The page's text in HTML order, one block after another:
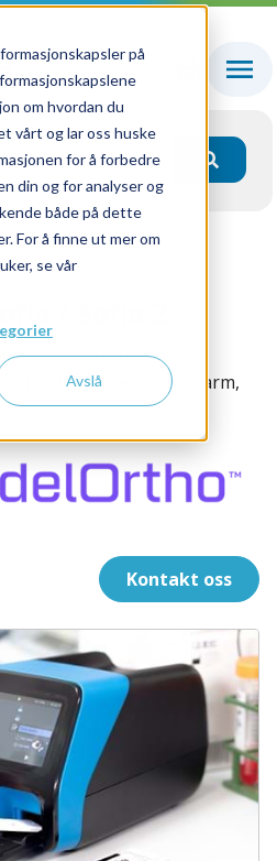
på
om hvordan du
vårt og lar oss huske
for å forbedre
din og for analyser og
både på dette
For å finne ut mer om
se vår
Avslå
Sofia / Sofia 2
til bruk for
i luftveier, mage tarm,
Kontakt oss